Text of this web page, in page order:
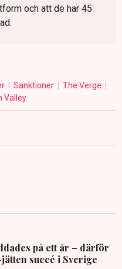
och att de har 45
Sanktioner
The Verge
Valley
på ett år – därför
succé i Sverige